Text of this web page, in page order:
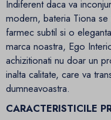
Indiferent daca va
modern, bateria Tiona
farmec subtil si o
marca noastra, Ego
achizitionati nu doar un
inalta calitate, care va
dumneavoastra.
CARACTERISTICILE